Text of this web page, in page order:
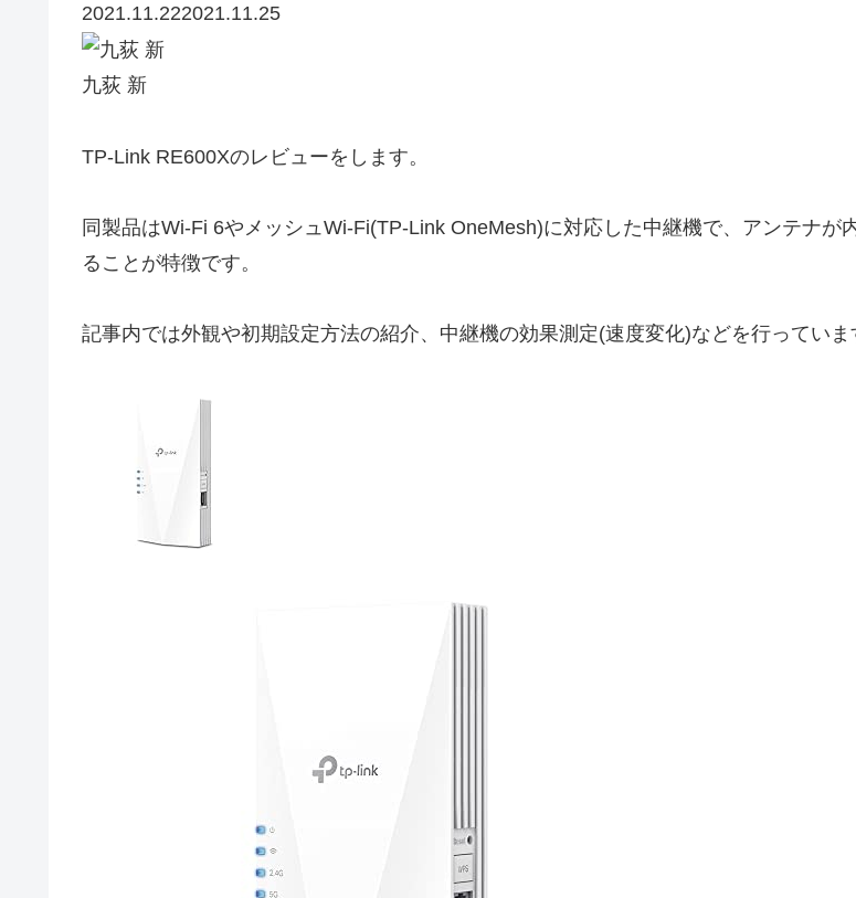
2021.11.222021.11.25
九荻 新
TP-Link RE600Xのレビューをします。
同製品はWi-Fi 6やメッシュWi-Fi(TP-Link OneMesh)に対応した中継機で、アンテナが
ることが特徴です。
記事内では外観や初期設定方法の紹介、中継機の効果測定(速度変化)などを行っていま